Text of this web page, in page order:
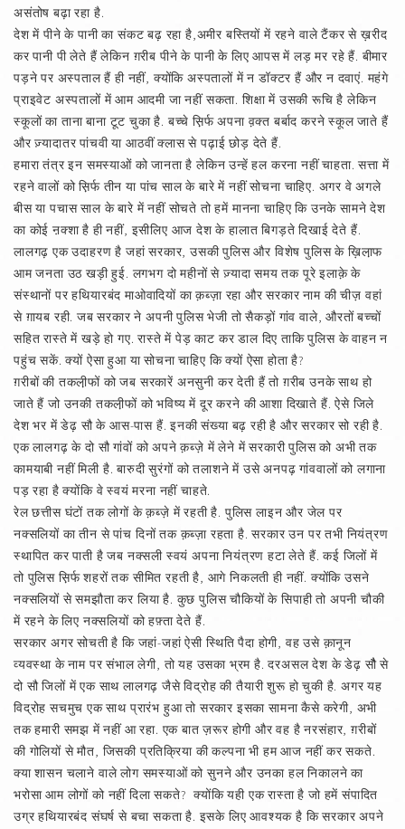
असंतोष बढ़ा रहा है.
देश में पीने के पानी का संकट बढ़ रहा है,अमीर बस्तियों में रहने वाले टैंकर से ख़रीद
कर पानी पी लेते हैं लेकिन ग़रीब पीने के पानी के लिए आपस में लड़ मर रहे हैं. बीमार
पड़ने पर अस्पताल हैं ही नहीं, क्योंकि अस्पतालों में न डॉक्टर हैं और न दवाएं. महंगे
प्राइवेट अस्पतालों में आम आदमी जा नहीं सकता. शिक्षा में उसकी रूचि है लेकिन
स्कूलों का ताना बाना टूट चुका है. बच्चे स़िर्फ अपना व़क्त बर्बाद करने स्कूल जाते हैं
और ज़्यादातर पांचवी या आठवीं क्लास से पढ़ाई छोड़ देते हैं.
हमारा तंत्र इन समस्याओं को जानता है लेकिन उन्हें हल करना नहीं चाहता. सत्ता में
रहने वालों को स़िर्फ तीन या पांच साल के बारे में नहीं सोचना चाहिए. अगर वे अगले
बीस या पचास साल के बारे में नहीं सोचते तो हमें मानना चाहिए कि उनके सामने देश
का कोई ऩक्शा है ही नहीं, इसीलिए आज देश के हालात बिगड़ते दिखाई देते हैं.
लालगढ़ एक उदाहरण है जहां सरकार, उसकी पुलिस और विशेष पुलिस के ख़िला़फ
आम जनता उठ खड़ी हुई. लगभग दो महीनों से ज़्यादा समय तक पूरे इलाक़े के
संस्थानों पर हथियारबंद माओवादियों का क़ब्ज़ा रहा और सरकार नाम की चीज़ वहां
से ग़ायब रही. जब सरकार ने अपनी पुलिस भेजी तो सैकड़ों गांव वाले, औरतों बच्चों
सहित रास्ते में खड़े हो गए. रास्ते में पेड़ काट कर डाल दिए ताकि पुलिस के वाहन न
पहुंच सकें. क्यों ऐसा हुआ या सोचना चाहिए कि क्यों ऐसा होता है?
ग़रीबों की तकली़फों को जब सरकारें अनसुनी कर देती हैं तो ग़रीब उनके साथ हो
जाते हैं जो उनकी तकली़फों को भविष्य में दूर करने की आशा दिखाते हैं. ऐसे जिले
देश भर में डेढ़ सौ के आस-पास हैं. इनकी संख्या बढ़ रही है और सरकार सो रही है.
एक लालगढ़ के दो सौ गांवों को अपने क़ब्ज़े में लेने में सरकारी पुलिस को अभी तक
कामयाबी नहीं मिली है. बारुदी सुरंगों को तलाशने में उसे अनपढ़ गांववालों को लगाना
पड़ रहा है क्योंकि वे स्वयं मरना नहीं चाहते.
रेल छत्तीस घंटों तक लोगों के क़ब्ज़े में रहती है. पुलिस लाइन और जेल पर
नक्सलियों का तीन से पांच दिनों तक क़ब्ज़ा रहता है. सरकार उन पर तभी नियंत्रण
स्थापित कर पाती है जब नक्सली स्वयं अपना नियंत्रण हटा लेते हैं. कई जिलों में
तो पुलिस स़िर्फ शहरों तक सीमित रहती है, आगे निकलती ही नहीं. क्योंकि उसने
नक्सलियों से समझौता कर लिया है. कुछ पुलिस चौकियों के सिपाही तो अपनी चौकी
में रहने के लिए नक्सलियों को हफ़्ता देते हैं.
सरकार अगर सोचती है कि जहां-जहां ऐसी स्थिति पैदा होगी, वह उसे क़ानून
व्यवस्था के नाम पर संभाल लेगी, तो यह उसका भ्रम है. दरअसल देश के डेढ़ सौै से
दो सौ जिलों में एक साथ लालगढ़ जैसे विद्रोह की तैयारी शुरू हो चुकी है. अगर यह
विद्रोह सचमुच एक साथ प्रारंभ हुआ तो सरकार इसका सामना कैसे करेगी, अभी
तक हमारी समझ में नहीं आ रहा. एक बात ज़रूर होगी और वह है नरसंहार, ग़रीबों
की गोलियों से मौत, जिसकी प्रतिक्रिया की कल्पना भी हम आज नहीं कर सकते.
क्या शासन चलाने वाले लोग समस्याओं को सुनने और उनका हल निकालने का
भरोसा आम लोगों को नहीं दिला सकते? क्योंकि यही एक रास्ता है जो हमें संपादित
उग्र हथियारबंद संघर्ष से बचा सकता है. इसके लिए आवश्यक है कि सरकार अपने